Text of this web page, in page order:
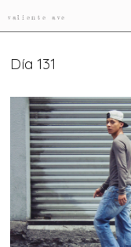
valiente ave
Día 131